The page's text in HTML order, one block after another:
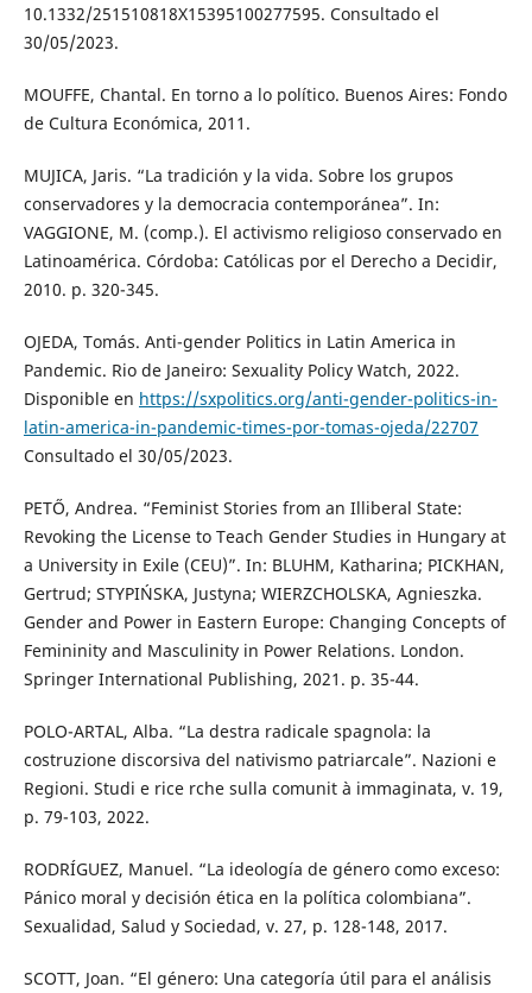
10.1332/251510818X15395100277595. Consultado el
30/05/2023.
MOUFFE, Chantal. En torno a lo político. Buenos Aires: Fondo
de Cultura Económica, 2011.
MUJICA, Jaris. “La tradición y la vida. Sobre los grupos
conservadores y la democracia contemporánea”. In:
VAGGIONE, M. (comp.). El activismo religioso conservado en
Latinoamérica. Córdoba: Católicas por el Derecho a Decidir,
2010. p. 320-345.
OJEDA, Tomás. Anti-gender Politics in Latin America in
Pandemic. Rio de Janeiro: Sexuality Policy Watch, 2022.
Disponible en https://sxpolitics.org/anti-gender-politics-in-
latin-america-in-pandemic-times-por-tomas-ojeda/22707
Consultado el 30/05/2023.
PETŐ, Andrea. “Feminist Stories from an Illiberal State:
Revoking the License to Teach Gender Studies in Hungary at
a University in Exile (CEU)”. In: BLUHM, Katharina; PICKHAN,
Gertrud; STYPIŃSKA, Justyna; WIERZCHOLSKA, Agnieszka.
Gender and Power in Eastern Europe: Changing Concepts of
Femininity and Masculinity in Power Relations. London.
Springer International Publishing, 2021. p. 35-44.
POLO-ARTAL, Alba. “La destra radicale spagnola: la
costruzione discorsiva del nativismo patriarcale”. Nazioni e
Regioni. Studi e rice rche sulla comunit à immaginata, v. 19,
p. 79-103, 2022.
RODRÍGUEZ, Manuel. “La ideología de género como exceso:
Pánico moral y decisión ética en la política colombiana”.
Sexualidad, Salud y Sociedad, v. 27, p. 128-148, 2017.
SCOTT, Joan. “El género: Una categoría útil para el análisis